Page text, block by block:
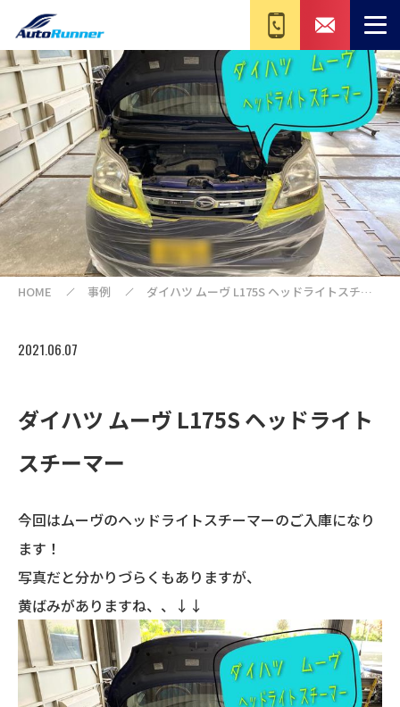
HOME 事例
ダイハツ ムーヴ L175S ヘッドライトスチー
2021.06.07
ダイハツ ムーヴ L175S ヘッドライト
スチーマー
今回はムーヴのヘッドライトスチーマーのご入庫になり
ます！
写真だと分かりづらくもありますが、
黄ばみがありますね、、↓↓